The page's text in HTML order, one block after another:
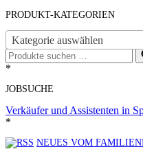
PRODUKT-KATEGORIEN
Kategorie auswählen
Suchen
nach …
*
JOBSUCHE
Verkäufer und Assistenten in
*
NEUES VOM